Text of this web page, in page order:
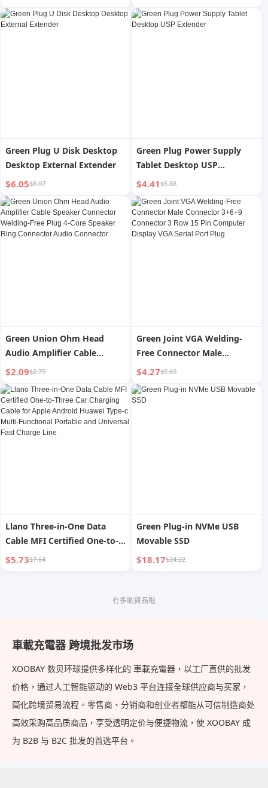
Green Plug U Disk Desktop
Desktop External Extender
$6.05$8.07
Green Plug Power Supply
Tablet Desktop USP
Extender
$4.41$5.88
Green Union Ohm Head
Audio Amplifier Cable
Speaker Connector Welding-
Free Plug 4-Core Speaker
Ring Connector Audio
Connector
$2.09$2.79
Green Joint VGA Welding-
Free Connector Male
Connector 3+6+9 Connector
3 Row 15 Pin Computer
Display VGA Serial Port Plug
$4.27$5.69
Llano Three-in-One Data
Cable MFI Certified One-to-
Three Car Charging Cable for
and Universal Fast Charge
$5.73$7.64
Green Plug-in NVMe USB
Movable SSD
$18.17$24.22
冇多啲貨品啦
車載充電器 跨境批发市场
XOOBAY 数贝环球提供多样化的 車載充電器，以工厂直供的批发
价格，通过人工智能驱动的 Web3 平台连接全球供应商与买家，
简化跨境贸易流程。零售商、分销商和创业者都能从可信制造商处
高效采购高品质商品，享受透明定价与便捷物流，使 XOOBAY 成
为 B2B 与 B2C 批发的首选平台。